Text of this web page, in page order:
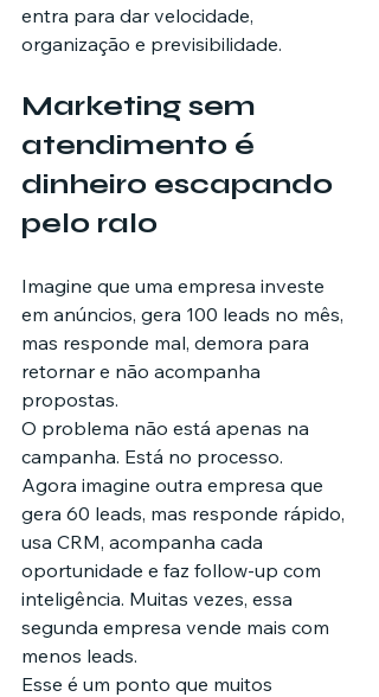
entra para dar velocidade,
organização e previsibilidade.
Marketing sem
atendimento é
dinheiro escapando
pelo ralo
Imagine que uma empresa investe
em anúncios, gera 100 leads no mês,
mas responde mal, demora para
retornar e não acompanha
propostas.
O problema não está apenas na
campanha. Está no processo.
Agora imagine outra empresa que
gera 60 leads, mas responde rápido,
usa CRM, acompanha cada
oportunidade e faz follow-up com
inteligência. Muitas vezes, essa
segunda empresa vende mais com
menos leads.
Esse é um ponto que muitos